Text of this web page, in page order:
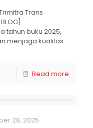
Trans
tahun buku 2025,
menjaga kualitas
Read more
28, 2025